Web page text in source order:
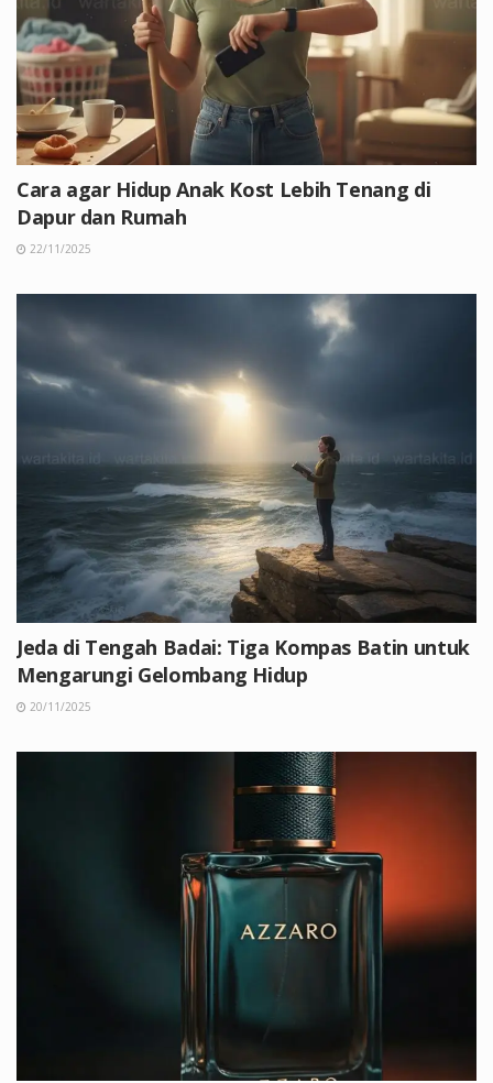
Cara agar Hidup Anak Kost Lebih Tenang di
Dapur dan Rumah
22/11/2025
Jeda di Tengah Badai: Tiga Kompas Batin untuk
Mengarungi Gelombang Hidup
20/11/2025